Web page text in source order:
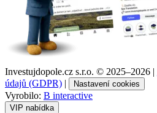
Investujdopole.cz s.r.o. © 2025–2026 |
údajů (GDPR) | Nastavení cookies
Vyrobilo: B interactive
VIP nabídka